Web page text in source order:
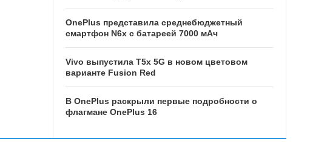
OnePlus представила среднебюджетный
смартфон N6x с батареей 7000 мАч
Vivo выпустила T5x 5G в новом цветовом
варианте Fusion Red
В OnePlus раскрыли первые подробности о
флагмане OnePlus 16